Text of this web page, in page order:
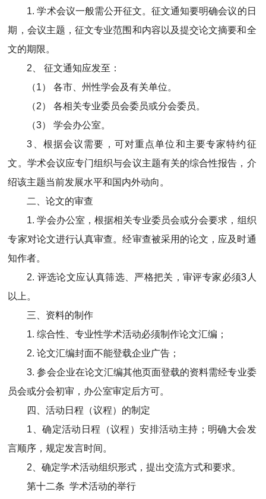
1. 学术会议一般需公开征文。征文通知要明确会议的日
期，会议主题，征文专业范围和内容以及提交论文摘要和全
文的期限。
2、 征文通知应发至：
（1） 各市、州性学会及有关单位。
（2） 各相关专业委员会委员或分会委员。
（3） 学会办公室。
3、根据会议需要，可对重点单位和主要专家特约征
文。学术会议应专门组织与会议主题有关的综合性报告，介
绍该主题当前发展水平和国内外动向。
二、论文的审查
1. 学会办公室，根据相关专业委员会或分会要求，组织
专家对论文进行认真审查。经审查被采用的论文，应及时通
知作者。
2. 评选论文应认真筛选、严格把关，审评专家必须3人
以上。
三、资料的制作
1. 综合性、专业性学术活动必须制作论文汇编；
2. 论文汇编封面不能登载企业广告；
3. 参会企业在论文汇编其他页面登载的资料需经专业委
员会或分会初审，办公室审定后方可。
四、活动日程（议程）的制定
1、确定活动日程（议程）安排活动主持；明确大会发
言顺序，规定发言时间。
2、确定学术活动组织形式，提出交流方式和要求。
第十二条 学术活动的举行